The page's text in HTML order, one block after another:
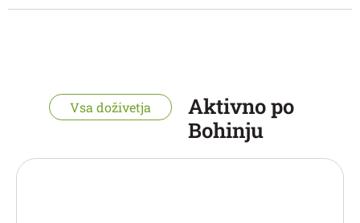
Aktivno po
Bohinju
Vsa doživetja